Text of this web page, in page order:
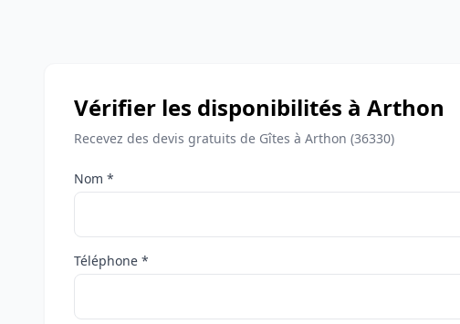
Vérifier les disponibilités à Arthon
Recevez des devis gratuits de Gîtes à Arthon (36330)
Nom *
Téléphone *